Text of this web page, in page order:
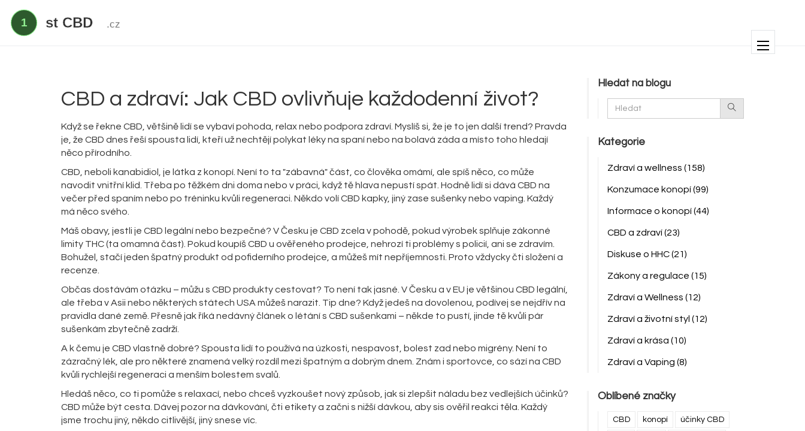
CBD a zdraví: Jak CBD ovlivňuje každodenní život?
Když se řekne CBD, většině lidí se vybaví pohoda, relax nebo podpora zdraví. Myslíš si, že je to jen další trend? Pravda
je, že CBD dnes řeší spousta lidí, kteří už nechtějí polykat léky na spaní nebo na bolavá záda a místo toho hledají
něco přírodního.
CBD, neboli kanabidiol, je látka z konopí. Není to ta "zábavná" část, co člověka omámí, ale spíš něco, co může
navodit vnitřní klid. Třeba po těžkém dni doma nebo v práci, když tě hlava nepustí spát. Hodně lidí si dává CBD na
večer před spaním nebo po tréninku kvůli regeneraci. Někdo volí CBD kapky, jiný zase sušenky nebo vaping. Každý
má něco svého.
Máš obavy, jestli je CBD legální nebo bezpečné? V Česku je CBD zcela v pohodě, pokud výrobek splňuje zákonné
limity THC (ta omamná část). Pokud koupíš CBD u ověřeného prodejce, nehrozí ti problémy s policií, ani se zdravím.
Bohužel, stačí jeden špatný produkt od pofiderního prodejce, a můžeš mít nepříjemnosti. Proto vždycky čti složení a
recenze.
Občas dostávám otázku – můžu s CBD produkty cestovat? To není tak jasné. V Česku a v EU je většinou CBD legální,
ale třeba v Asii nebo některých státech USA můžeš narazit. Tip dne? Když jedeš na dovolenou, podívej se nejdřív na
pravidla dané země. Přesně jak říká nedávný článek o létání s CBD sušenkami – někde to pustí, jinde tě kvůli pár
sušenkám zbytečně zadrží.
A k čemu je CBD vlastně dobré? Spousta lidí to používá na úzkosti, nespavost, bolest zad nebo migrény. Není to
zázračný lék, ale pro některé znamená velký rozdíl mezi špatným a dobrým dnem. Znám i sportovce, co sází na CBD
kvůli rychlejší regeneraci a menším bolestem svalů.
Hledáš něco, co ti pomůže s relaxací, nebo chceš vyzkoušet nový způsob, jak si zlepšit náladu bez vedlejších účinků?
CBD může být cesta. Dávej pozor na dávkování, čti etikety a začni s nižší dávkou, aby sis ověřil reakci těla. Každý
jsme trochu jiný, někdo citlivější, jiný snese víc.
Hledat na blogu
Kategorie
Zdraví a wellness (158)
Konzumace konopí(99)
Informace o konopí(44)
CBD a zdraví(23)
Diskuse o HHC(21)
Zákony a regulace (15)
Zdraví a Wellness (12)
Zdraví a životní styl (12)
Zdraví a krása (10)
Zdraví a Vaping (8)
Oblíbené značky
CBD konopí účinky CBD